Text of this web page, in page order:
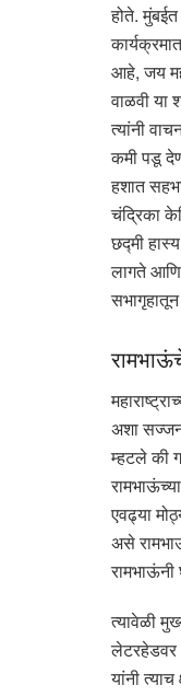
होते. मुंबईत
आहे, जय
वाळवी या
त्यांनी
कमी पडू
हशात
चंद्रिका
छद्मी
लागते
सभागृहातून
अशा सज्जन
म्हटले की
एवढ्या
असे
त्यावेळी
लेटरहेडवर
यांनी